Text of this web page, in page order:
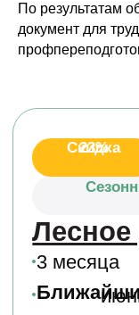
По результатам
документ для
Лесное дело